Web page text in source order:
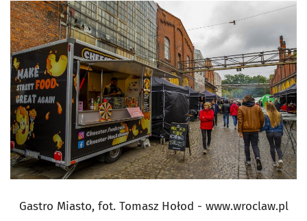
Gastro Miasto, fot. Tomasz Hołod - www.wroclaw.pl